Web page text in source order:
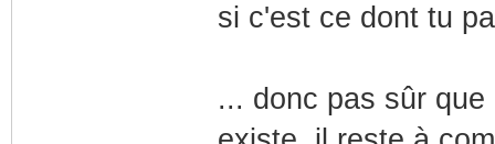
si c'est ce dont tu
... donc pas sûr